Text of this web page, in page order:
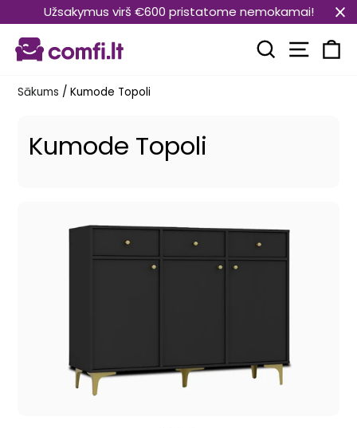
uz
saturu
Užsakymus virš €600 pristatome nemokamai!
Meklēt
Sākums / Kumode Topoli
Kumode Topoli